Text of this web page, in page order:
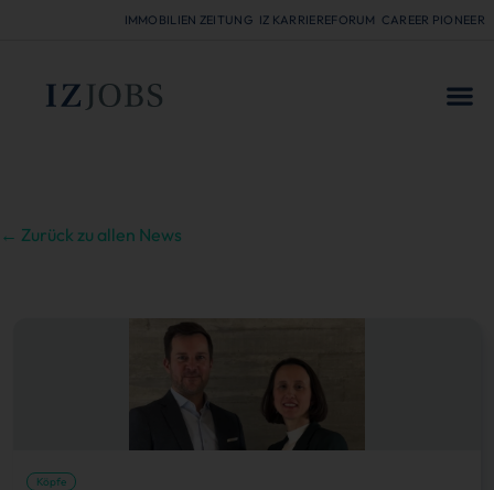
IMMOBILIEN ZEITUNG IZ KARRIEREFORUM CAREER PIONEER
← Zurück zu allen News
Köpfe